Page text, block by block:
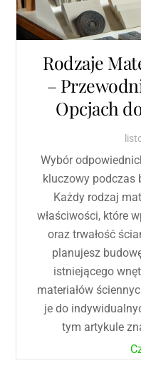
Rodzaje
–
Opcjach
Wybór
kluczowy podczas
Każdy rodzaj
właściwości, które
oraz trwałość
planujesz
istniejącego
materiałów
je do
tym artykule